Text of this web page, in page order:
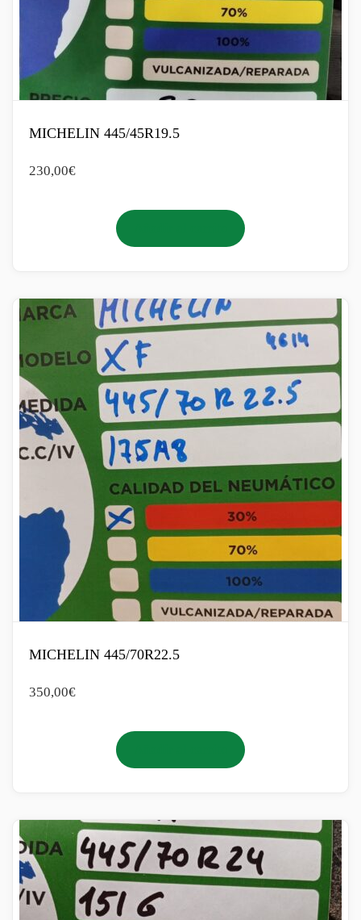
MICHELIN 445/45R19.5
230,00€
MICHELIN 445/70R22.5
350,00€